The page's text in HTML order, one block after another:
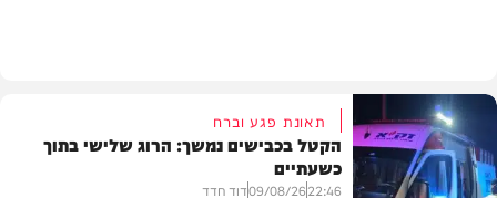
תאונת פגע וברח
הקטל בכבישים נמשך: הרוג שלישי בתוך
כשעתיים
22:46
09/08/26דוד חדד